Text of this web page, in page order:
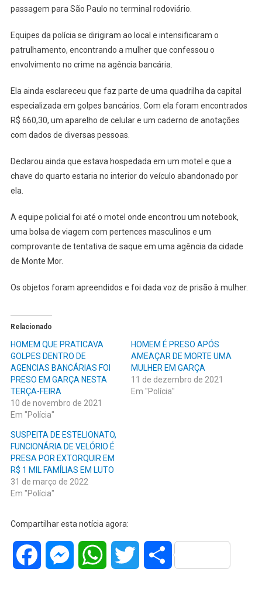
passagem para São Paulo no terminal rodoviário.
Equipes da polícia se dirigiram ao local e intensificaram o
patrulhamento, encontrando a mulher que confessou o
envolvimento no crime na agência bancária.
Ela ainda esclareceu que faz parte de uma quadrilha da capital
especializada em golpes bancários. Com ela foram encontrados
R$ 660,30, um aparelho de celular e um caderno de anotações
com dados de diversas pessoas.
Declarou ainda que estava hospedada em um motel e que a
chave do quarto estaria no interior do veículo abandonado por
ela.
A equipe policial foi até o motel onde encontrou um notebook,
uma bolsa de viagem com pertences masculinos e um
comprovante de tentativa de saque em uma agência da cidade
de Monte Mor.
Os objetos foram apreendidos e foi dada voz de prisão à mulher.
Relacionado
HOMEM QUE PRATICAVA
GOLPES DENTRO DE
AGENCIAS BANCÁRIAS FOI
PRESO EM GARÇA NESTA
TERÇA-FEIRA
10 de novembro de 2021
Em "Polícia"
HOMEM É PRESO APÓS
AMEAÇAR DE MORTE UMA
MULHER EM GARÇA
11 de dezembro de 2021
Em "Polícia"
SUSPEITA DE ESTELIONATO,
FUNCIONÁRIA DE VELÓRIO É
PRESA POR EXTORQUIR EM
R$ 1 MIL FAMÍLIAS EM LUTO
31 de março de 2022
Em "Polícia"
Compartilhar esta notícia agora:
Facebook MessengerWhatsAppTwitter Share